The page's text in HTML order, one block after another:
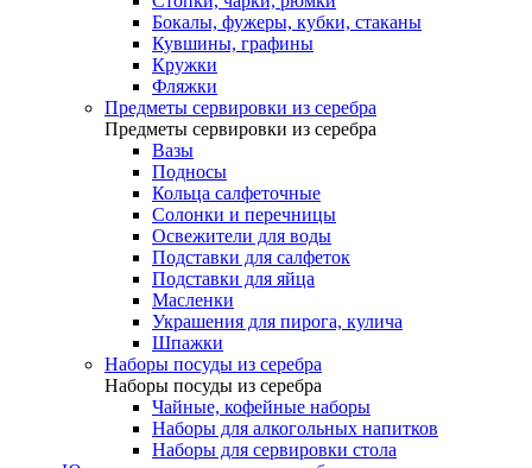
Бокалы, фужеры, кубки, стаканы
Кувшины, графины
Кружки
Фляжки
Предметы сервировки из серебра
Предметы сервировки из серебра
Вазы
Подносы
Кольца салфеточные
Солонки и перечницы
Освежители для воды
Подставки для салфеток
Подставки для яйца
Масленки
Украшения для пирога, кулича
Шпажки
Наборы посуды из серебра
Наборы посуды из серебра
Чайные, кофейные наборы
Наборы для алкогольных напитков
Наборы для сервировки стола